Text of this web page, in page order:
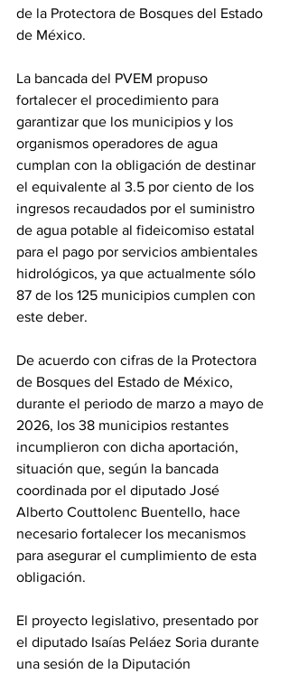
de la Protectora de Bosques del Estado
de México.
La bancada del PVEM propuso
fortalecer el procedimiento para
garantizar que los municipios y los
organismos operadores de agua
cumplan con la obligación de destinar
el equivalente al 3.5 por ciento de los
ingresos recaudados por el suministro
de agua potable al fideicomiso estatal
para el pago por servicios ambientales
hidrológicos, ya que actualmente sólo
87 de los 125 municipios cumplen con
este deber.
De acuerdo con cifras de la Protectora
de Bosques del Estado de México,
durante el periodo de marzo a mayo de
2026, los 38 municipios restantes
incumplieron con dicha aportación,
situación que, según la bancada
coordinada por el diputado José
Alberto Couttolenc Buentello, hace
necesario fortalecer los mecanismos
para asegurar el cumplimiento de esta
obligación.
El proyecto legislativo, presentado por
el diputado Isaías Peláez Soria durante
una sesión de la Diputación